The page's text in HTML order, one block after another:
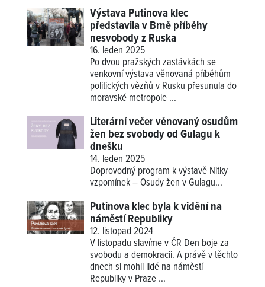
Výstava Putinova klec
představila v Brně příběhy
nesvobody z Ruska
16. leden 2025
Po dvou pražských zastávkách se
venkovní výstava věnovaná příběhům
politických vězňů v Rusku přesunula do
moravské metropole ...
Literární večer věnovaný osudům
žen bez svobody od Gulagu k
dnešku
14. leden 2025
Doprovodný program k výstavě Nitky
vzpomínek – Osudy žen v Gulagu...
Putinova klec byla k vidění na
náměstí Republiky
12. listopad 2024
V listopadu slavíme v ČR Den boje za
svobodu a demokracii. A právě v těchto
dnech si mohli lidé na náměstí
Republiky v Praze ...